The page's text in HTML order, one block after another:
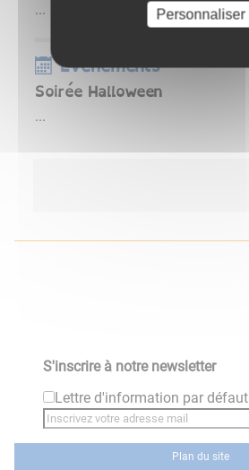
...
Événements
Soirée Halloween
...
S'inscrire à notre newsletter
Lettre d'information par défaut
Plan du site
Personnaliser